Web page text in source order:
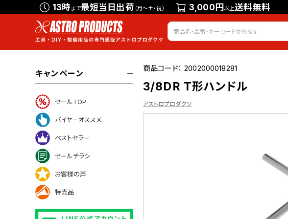
13時まで最短当日出荷 （月～土・祝） 3,000円以上送料無料
会員登録 ログイン
キャンペーン
セールTOP
バイヤーオススメ
ベストセラー
セールチラシ
お客様の声
特売品
商品コード：2002000018281
3/8DR T形ハンドル
アストロプロダクツ